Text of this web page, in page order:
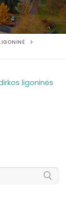
ligoninės